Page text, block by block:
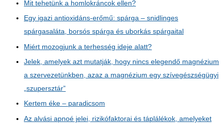
Mit tehetünk a homlokráncok ellen?
Egy igazi antioxidáns-erőmű: spárga – snidlinges
spárgasaláta, borsós spárga és uborkás spárgaital
Miért mozogjunk a terhesség ideje alatt?
Jelek, amelyek azt mutatják, hogy nincs elegendő magnézium
a szervezetünkben, azaz a magnézium egy szívegészségügyi
„szupersztár”
Kertem éke – paradicsom
Az alvási apnoé jelei, rizikófaktorai és táplálékok, amelyeket